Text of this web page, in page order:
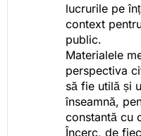
lucrurile pe
context
public.
Materialele
perspectiva
să fie utilă și
înseamnă,
constantă cu
Încerc, de